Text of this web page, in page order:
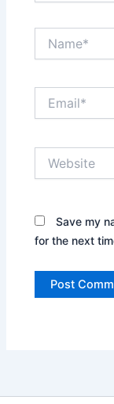
Save my
for the next